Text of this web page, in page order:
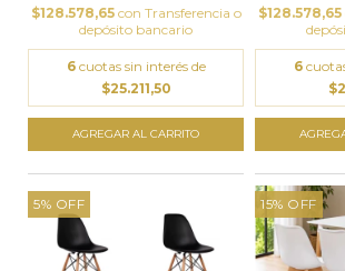
$128.578,65 con Transferencia o
depósito bancario
6 cuotas sin interés de
$25.211,50
$128.578,65
6
5% OFF 15% OFF